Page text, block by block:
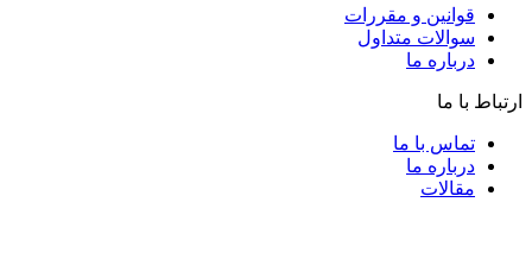
قوانین و مقررات
سوالات متداول
درباره ما
ارتباط با ما
تماس با ما
درباره ما
مقالات